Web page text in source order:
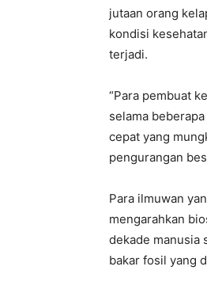
jutaan orang
kondisi
terjadi.
“Para pembuat
selama
cepat yang
pengurangan
Para ilmuwan
mengarahkan
dekade manusia
bakar fosil yang